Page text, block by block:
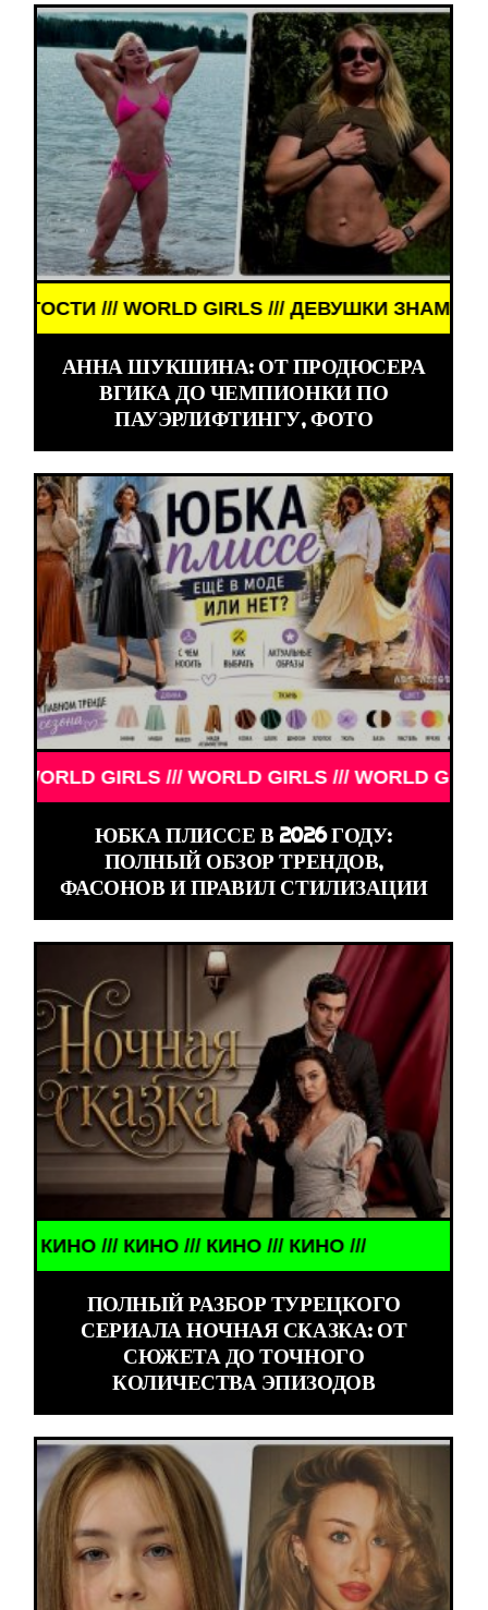
GIRLS /// ДЕВУШКИ ЗНАМЕНИТОСТИ ///
АННА ШУКШИНА: ОТ ПРОДЮСЕРА
ВГИКА ДО ЧЕМПИОНКИ ПО
ПАУЭРЛИФТИНГУ, ФОТО
GIRLS /// WORLD GIRLS /// WORLD GIRLS ///
ЮБКА ПЛИССЕ В 2026 ГОДУ:
ПОЛНЫЙ ОБЗОР ТРЕНДОВ,
ФАСОНОВ И ПРАВИЛ СТИЛИЗАЦИИ
КИНО /// КИНО /// КИНО /// КИНО ///
ПОЛНЫЙ РАЗБОР ТУРЕЦКОГО
СЕРИАЛА НОЧНАЯ СКАЗКА: ОТ
СЮЖЕТА ДО ТОЧНОГО
КОЛИЧЕСТВА ЭПИЗОДОВ